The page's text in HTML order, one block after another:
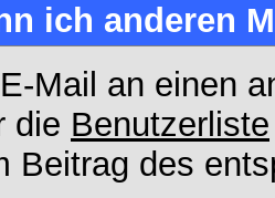
ich anderen
Mail an einen
die Benutzerliste
Beitrag des